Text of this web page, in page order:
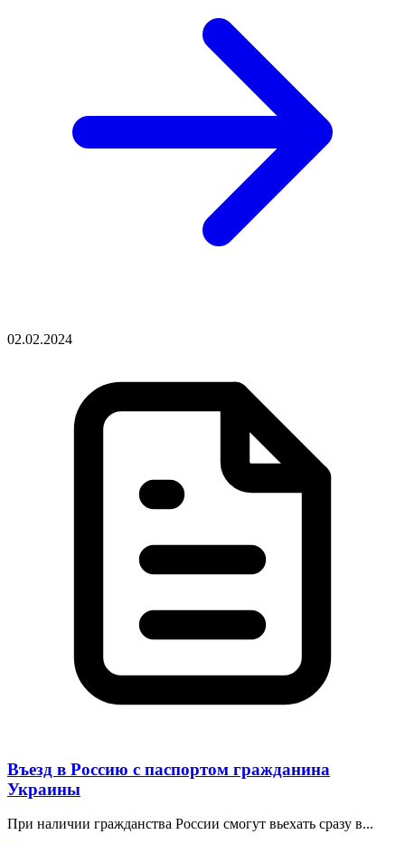
02.02.2024
Въезд в Россию с паспортом гражданина
Украины
При наличии гражданства России смогут вьехать сразу в...